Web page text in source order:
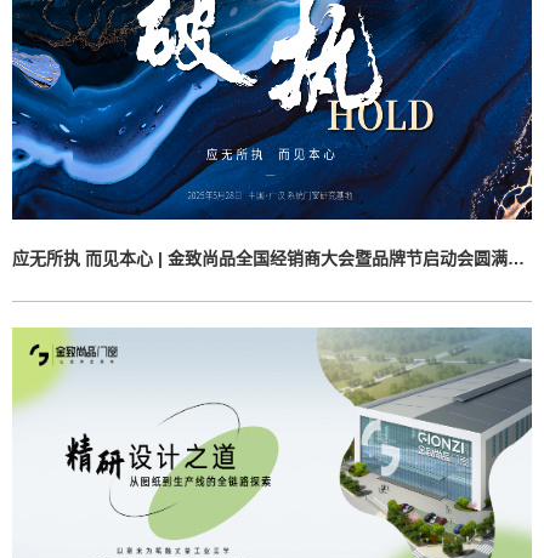
应无所执 而见本心 | 金致尚品全国经销商大会暨品牌节启动会圆满落幕